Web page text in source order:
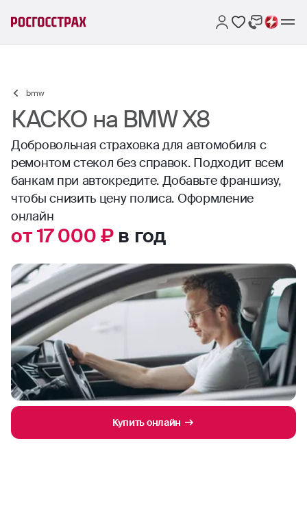
bmw
КАСКО на BMW X8
Добровольная страховка для автомобиля с
ремонтом стекол без справок. Подходит всем
банкам при автокредите. Добавьте франшизу,
чтобы снизить цену полиса. Оформление
онлайн
от 17 000 ₽в год
Купить онлайн